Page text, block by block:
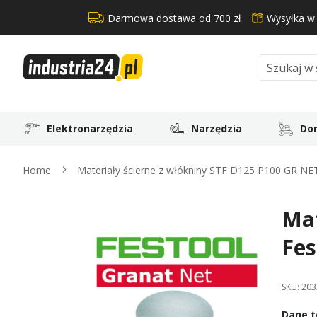
Darmowa dostawa od 700 zł Wysyłka
Search
Elektronarzędzia Narzędzia
Home Materiały ścierne z włókniny STF D125 P100 GR
to
the
end
of
SKU: